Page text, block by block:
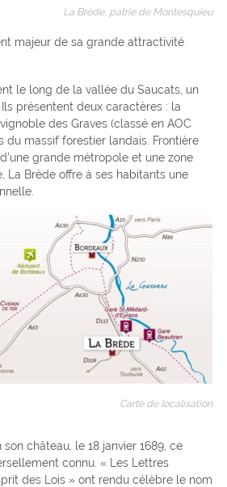
La Brède, patrie de Montesquieu
majeur de sa grande attractivité
le long de la vallée du Saucats, un
présentent deux caractères : la
des Graves (classé en AOC
du massif forestier landais. Frontière
grande métropole et une zone
La Brède offre à ses habitants une
Carte de localisation
château, le 18 janvier 1689, ce
connu. « Les Lettres
des Lois » ont rendu célèbre le nom